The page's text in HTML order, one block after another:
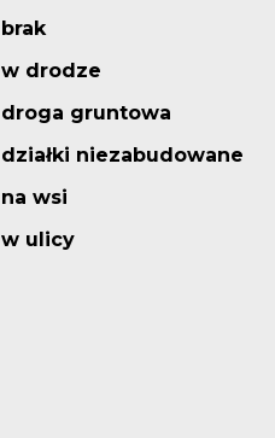
brak
w drodze
droga gruntowa
działki niezabudowane
na wsi
w ulicy